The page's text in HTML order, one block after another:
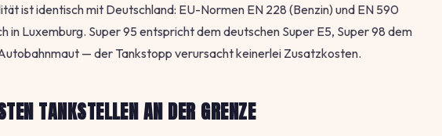
ist identisch mit Deutschland: EU-Normen EN 228 (Benzin) und EN 590
in Luxemburg. Super 95 entspricht dem deutschen Super E5, Super 98 dem
— der Tankstopp verursacht keinerlei Zusatzkosten.
TANKSTELLEN AN DER GRENZE